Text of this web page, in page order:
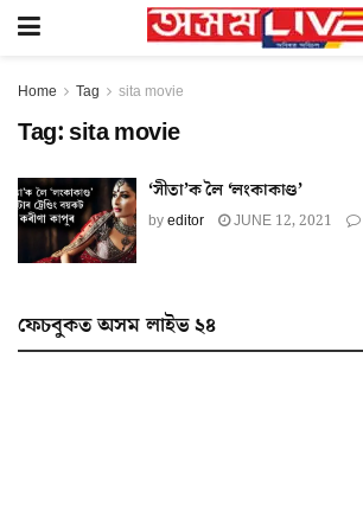
Home Tag sita movie
Tag: sita movie
‘সীতা’ক লৈ ‘লংকাকাণ্ড’
byeditor JUNE 12, 2021
ফেচবুকত অসম লাইভ ২৪